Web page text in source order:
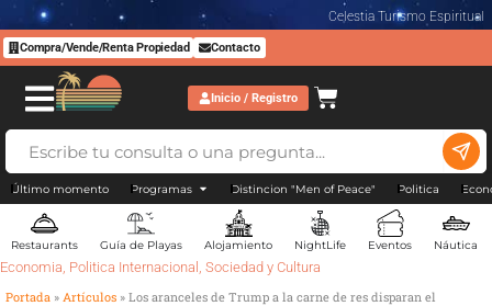
Celestia Turismo Espiritual
Compra/Vende/Renta Propiedad Contacto
Inicio / Registro
Último momento Programas Distincion "Men of Peace" Politica
Restaurants Guía de Playas Alojamiento NightLife Eventos Náutica
Economia, Politica Internacional , Sociedad y Cultura
Portada » Artículos » Los aranceles de Trump a la carne de res disparan el